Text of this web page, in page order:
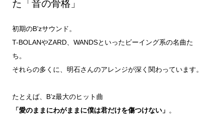
た「音の骨格」
初期のB’zサウンド。
T-BOLANやZARD、WANDSといったビーイング系の名曲た
ち。
それらの多くに、明石さんのアレンジが深く関わっています。
たとえば、B’z最大のヒット曲
「愛のままにわがままに僕は君だけを傷つけない」 。